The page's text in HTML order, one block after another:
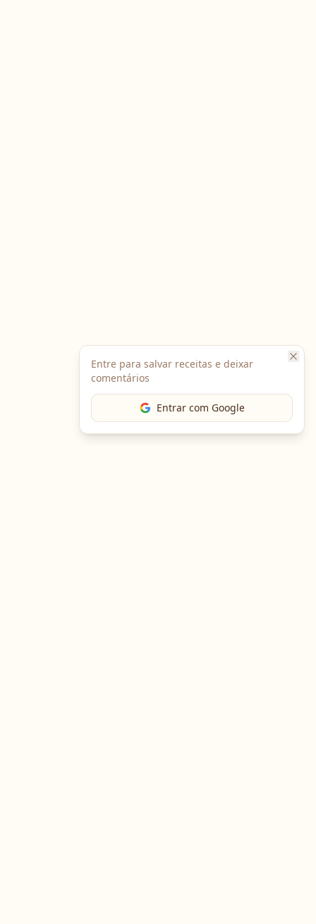
Entre para salvar receitas e deixar
comentários
Entrar com Google